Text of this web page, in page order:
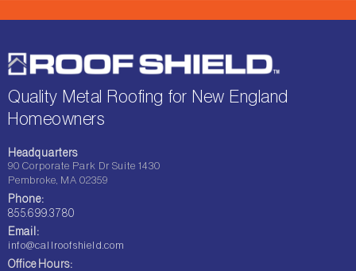
Quality Metal Roofing for New England
Homeowners
Headquarters
90 Corporate Park Dr Suite 1430
Pembroke, MA 02359
Phone:
855.699.3780
Email:
info@callroofshield.com
Office Hours: